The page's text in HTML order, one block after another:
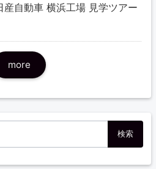
産自動車 横浜工場 見学ツアー
more